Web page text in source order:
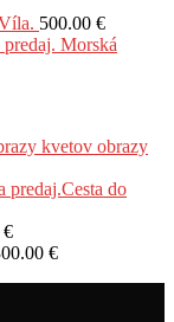
500.00 €
predaj. Morská
obrazy
predaj.Cesta do
€
€